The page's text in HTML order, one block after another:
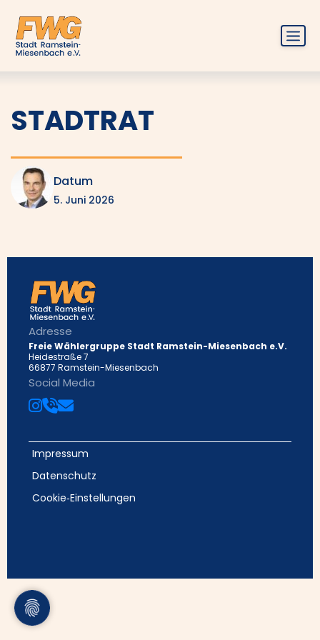
Inhalt
springen
STADTRAT
Datum
5. Juni 2026
Adresse
Freie Wählergruppe Stadt Ramstein-Miesenbach e.V.
Heidestraße 7
66877 Ramstein-Miesenbach
Social Media
Impressum
Datenschutz
Cookie‑Einstellungen